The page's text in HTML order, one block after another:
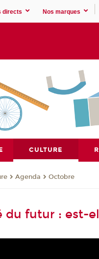
directs Nos marques
CULTURE
Agenda Octobre
du futur : est-